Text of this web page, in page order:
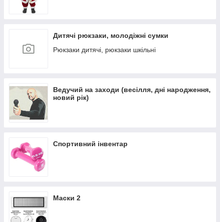
Дитячі рюкзаки, молодіжні сумки
Рюкзаки дитячі, рюкзаки шкільні
Ведучий на заходи (весілля, дні народження,
новий рік)
Спортивний інвентар
Маски 2